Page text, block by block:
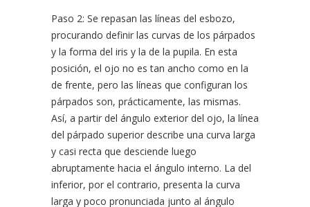
Paso 2: Se repasan las líneas del esbozo,
procurando definir las curvas de los párpados
y la forma del iris y la de la pupila. En esta
posición, el ojo no es tan ancho como en la
de frente, pero las líneas que configuran los
párpados son, prácticamente, las mismas.
Así, a partir del ángulo exterior del ojo, la línea
del párpado superior describe una curva larga
y casi recta que desciende luego
abruptamente hacia el ángulo interno. La del
inferior, por el contrario, presenta la curva
larga y poco pronunciada junto al ángulo